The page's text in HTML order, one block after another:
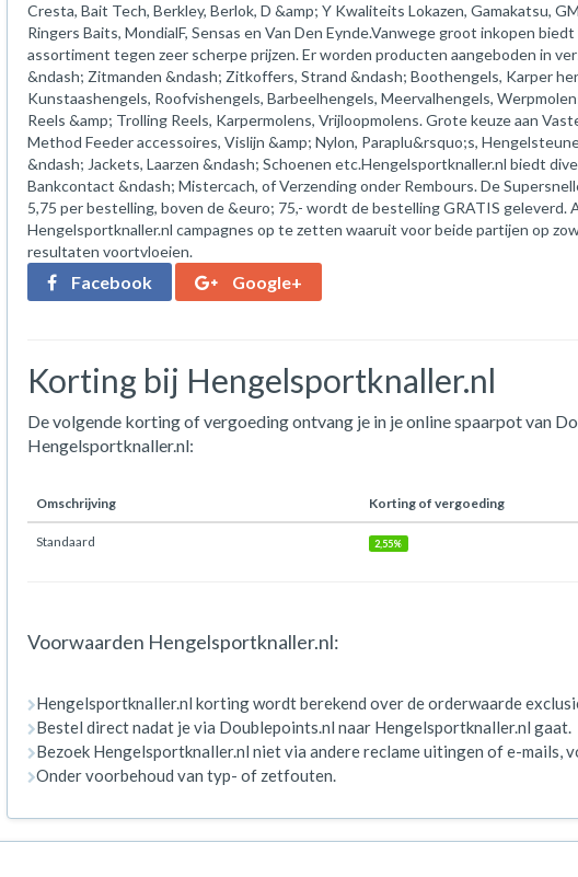
Cresta, Bait Tech, Berkley, Berlok, D &amp; Y Kwaliteits Lokazen, Gamakatsu,
Ringers Baits, MondialF, Sensas en Van Den Eynde.Vanwege groot inkopen
assortiment tegen zeer scherpe prijzen. Er worden producten aangeboden in
&ndash; Zitmanden &ndash; Zitkoffers, Strand &ndash; Boothengels, Karper
Kunstaashengels, Roofvishengels, Barbeelhengels, Meervalhengels,
Reels &amp; Trolling Reels, Karpermolens, Vrijloopmolens. Grote keuze aan
Method Feeder accessoires, Vislijn &amp; Nylon, Paraplu&rsquo;s,
&ndash; Jackets, Laarzen &ndash; Schoenen etc.Hengelsportknaller.nl biedt
Bankcontact &ndash; Mistercach, of Verzending onder Rembours. De
5,75 per bestelling, boven de &euro; 75,- wordt de bestelling GRATIS geleverd.
Hengelsportknaller.nl campagnes op te zetten waaruit voor beide partijen op
resultaten voortvloeien.
Facebook Google+
Korting bij Hengelsportknaller.nl
De volgende korting of vergoeding ontvang je in je online spaarpot van
Hengelsportknaller.nl:
Omschrijving Korting of vergoeding
Standaard 2,55%
Voorwaarden Hengelsportknaller.nl:
Hengelsportknaller.nl korting wordt berekend over de orderwaarde
Bestel direct nadat je via Doublepoints.nl naar Hengelsportknaller.nl gaat.
Bezoek Hengelsportknaller.nl niet via andere reclame uitingen of e-mails,
Onder voorbehoud van typ- of zetfouten.